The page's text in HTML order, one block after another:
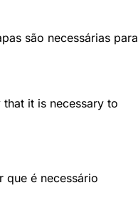
são necessárias para
it is necessary to
que é necessário